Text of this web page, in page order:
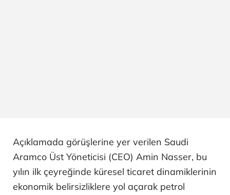
Açıklamada görüşlerine yer verilen Saudi
Aramco Üst Yöneticisi (CEO) Amin Nasser, bu
yılın ilk çeyreğinde küresel ticaret dinamiklerinin
ekonomik belirsizliklere yol açarak petrol